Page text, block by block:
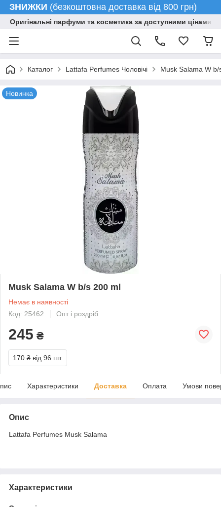
ЗНИЖКИ (безкоштовна доставка від 800 грн)
Оригінальні парфуми та косметика за доступними цінами
Каталог Lattafa Perfumes Чоловічі Musk Salama W
Новинка
Musk Salama W b/s 200 ml
Немає в наявності
Код: 25462
Опт і роздріб
245 ₴
170 ₴ від 96 шт.
Характеристики Доставка Оплата Умови
Опис
Lattafa Perfumes Musk Salama
Характеристики